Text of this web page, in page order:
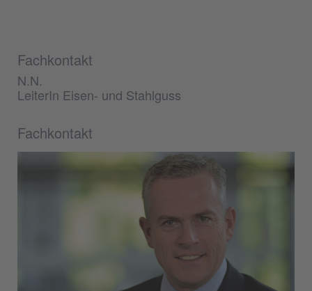
Fachkontakt
N.N.
LeiterIn Eisen- und Stahlguss
Fachkontakt